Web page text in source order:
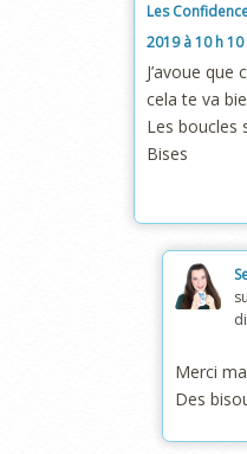
Les
2019 à 10 h
J’avoue que
cela te va
Les boucles
Bises
Merci
Des